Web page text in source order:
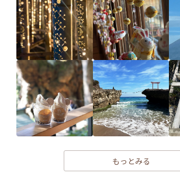
もっとみる